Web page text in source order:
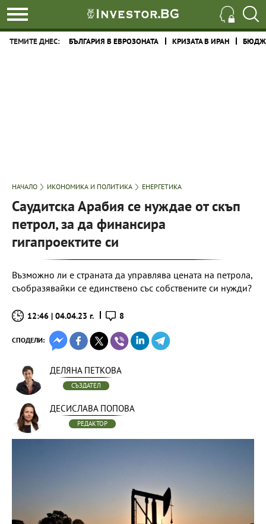
ТЕМИТЕ ДНЕС: БЪЛГАРИЯ В ЕВРОЗОНАТА КРИЗАТА В ИРАН
НАЧАЛО ИКОНОМИКА И ПОЛИТИКА ЕНЕРГЕТИКА
Саудитска Арабия се нуждае от скъп
петрол, за да финансира
гигапроектите си
Възможно ли е страната да управлява цената на петрола,
съобразявайки се единствено със собствените си нужди?
12:46 | 04.04.23 г. 8
СПОДЕЛИ:
ДЕЛЯНА ПЕТКОВА
СЪЗДАТЕЛ
ДЕСИСЛАВА ПОПОВА
РЕДАКТОР